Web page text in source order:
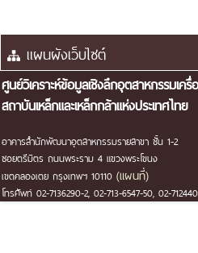
ศูนย์วิเคราะห์ข้อมูลเชิงลึกอุตสาหกรรมเค
สถาบันเหล็กและเหล็กกล้าแห่งประเทศไทย
อาคารสำนักพัฒนาอุตสาหกรรมรายสาขา ชั้น 1-2
ซอยตรีมิตร ถนนพระราม 4 แขวงพระโขนง
เขตคลองเตย กรุงเทพฯ 10110 (แผนที่)
โทรศัพท์ 02-7136290-2, 02-713-6547-50, 02-